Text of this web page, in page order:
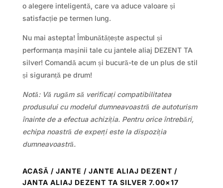
o alegere inteligentă, care va aduce valoare și
satisfacție pe termen lung.
Nu mai astepta! Îmbunătățește aspectul și
performanța mașinii tale cu jantele aliaj DEZENT TA
silver! Comandă acum și bucură-te de un plus de stil
și siguranță pe drum!
Notă: Vă rugăm să verificați compatibilitatea
produsului cu modelul dumneavoastră de autoturism
înainte de a efectua achiziția. Pentru orice întrebări,
echipa noastră de experți este la dispoziția
dumneavoastră.
ACASĂ / JANTE / JANTE ALIAJ DEZENT /
JANTA ALIAJ DEZENT TA SILVER 7.00×17